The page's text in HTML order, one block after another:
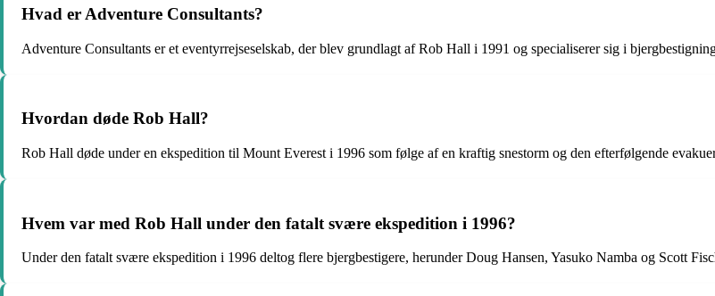
Hvad er Adventure Consultants?
Adventure Consultants er et eventyrrejseselskab, der blev grundlagt af Rob Hall i 1991 og specialiserer sig i
Hvordan døde Rob Hall?
Rob Hall døde under en ekspedition til Mount Everest i 1996 som følge af en kraftig snestorm og den efterfølgende
Hvem var med Rob Hall under den fatalt svære ekspedition i 1996?
Under den fatalt svære ekspedition i 1996 deltog flere bjergbestigere, herunder Doug Hansen, Yasuko Namba og Scott